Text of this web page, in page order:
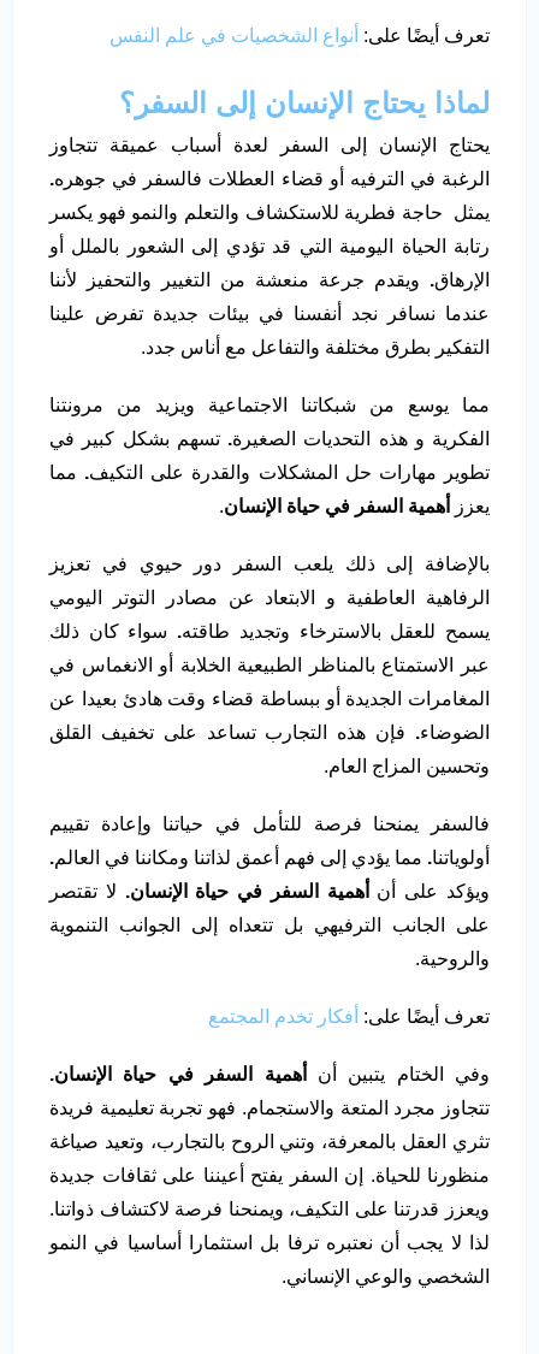
تعرف أيضًا على: أنواع الشخصيات في علم النفس
لماذا يحتاج الإنسان إلى السفر؟
يحتاج الإنسان إلى السفر لعدة أسباب عميقة تتجاوز
الرغبة في الترفيه أو قضاء العطلات فالسفر في جوهره.
يمثل حاجة فطرية للاستكشاف والتعلم والنمو فهو يكسر
رتابة الحياة اليومية التي قد تؤدي إلى الشعور بالملل أو
الإرهاق. ويقدم جرعة منعشة من التغيير والتحفيز لأننا
عندما نسافر نجد أنفسنا في بيئات جديدة تفرض علينا
التفكير بطرق مختلفة والتفاعل مع أناس جدد.
مما يوسع من شبكاتنا الاجتماعية ويزيد من مرونتنا
الفكرية و هذه التحديات الصغيرة. تسهم بشكل كبير في
تطوير مهارات حل المشكلات والقدرة على التكيف. مما
يعزز
أهمية السفر في حياة الإنسان.
بالإضافة إلى ذلك يلعب السفر دور حيوي في تعزيز
الرفاهية العاطفية و الابتعاد عن مصادر التوتر اليومي
يسمح للعقل بالاسترخاء وتجديد طاقته. سواء كان ذلك
عبر الاستمتاع بالمناظر الطبيعية الخلابة أو الانغماس في
المغامرات الجديدة أو ببساطة قضاء وقت هادئ بعيدا عن
الضوضاء. فإن هذه التجارب تساعد على تخفيف القلق
وتحسين المزاج العام.
فالسفر يمنحنا فرصة للتأمل في حياتنا وإعادة تقييم
أولوياتنا. مما يؤدي إلى فهم أعمق لذاتنا ومكاننا في العالم.
ويؤكد على أن
أهمية السفر في حياة الإنسان. لا تقتصر
على الجانب الترفيهي بل تتعداه إلى الجوانب التنموية
والروحية.
تعرف أيضًا على: أفكار تخدم المجتمع
وفي الختام يتبين أن
أهمية السفر في حياة الإنسان.
تتجاوز مجرد المتعة والاستجمام. فهو تجربة تعليمية فريدة
تثري العقل بالمعرفة، وتني الروح بالتجارب، وتعيد صياغة
منظورنا للحياة. إن السفر يفتح أعيننا على ثقافات جديدة
ويعزز قدرتنا على التكيف، ويمنحنا فرصة لاكتشاف ذواتنا.
لذا لا يجب أن نعتبره ترفا بل استثمارا أساسيا في النمو
الشخصي والوعي الإنساني.